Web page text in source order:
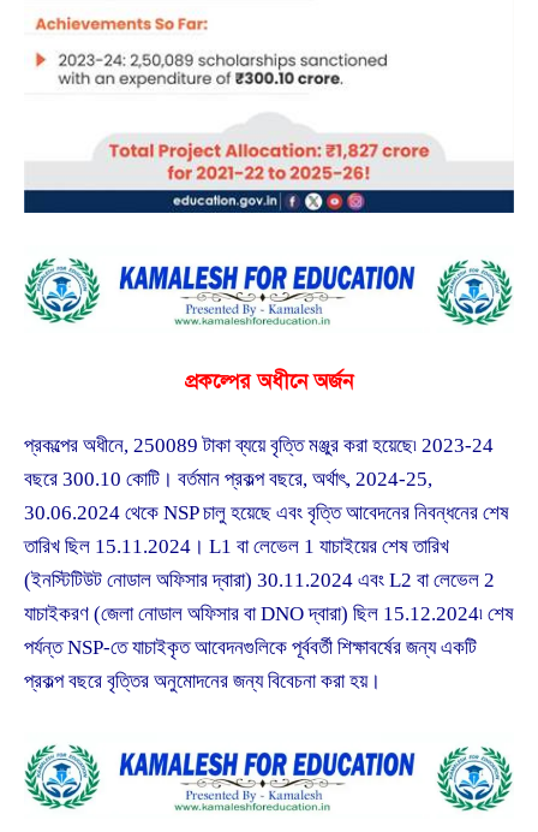
প্রকল্পের অধীনে অর্জন
প্রকল্পের অধীনে, 250089 টাকা ব্যয়ে বৃত্তি মঞ্জুর করা হয়েছে৷ 2023-24
বছরে 300.10 কোটি। বর্তমান প্রকল্প বছরে, অর্থাৎ, 2024-25,
30.06.2024 থেকে NSP চালু হয়েছে এবং বৃত্তি আবেদনের নিবন্ধনের শেষ
তারিখ ছিল 15.11.2024। L1 বা লেভেল 1 যাচাইয়ের শেষ তারিখ
(ইনস্টিটিউট নোডাল অফিসার দ্বারা) 30.11.2024 এবং L2 বা লেভেল 2
যাচাইকরণ (জেলা নোডাল অফিসার বা DNO দ্বারা) ছিল 15.12.2024৷ শেষ
পর্যন্ত NSP-তে যাচাইকৃত আবেদনগুলিকে পূর্ববর্তী শিক্ষাবর্ষের জন্য একটি
প্রকল্প বছরে বৃত্তির অনুমোদনের জন্য বিবেচনা করা হয়।